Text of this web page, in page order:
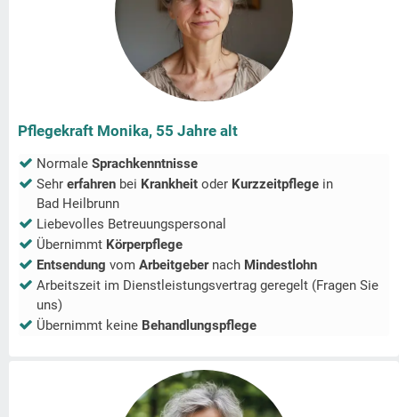
Pflegekraft Monika, 55 Jahre alt
Normale Sprachkenntnisse
Sehr erfahren bei Krankheit oder Kurzzeitpflege in
Bad Heilbrunn
Liebevolles Betreuungspersonal
Übernimmt Körperpflege
Entsendung vom Arbeitgeber nach Mindestlohn
Arbeitszeit im Dienstleistungsvertrag geregelt (Fragen Sie
uns)
Übernimmt keine Behandlungspflege